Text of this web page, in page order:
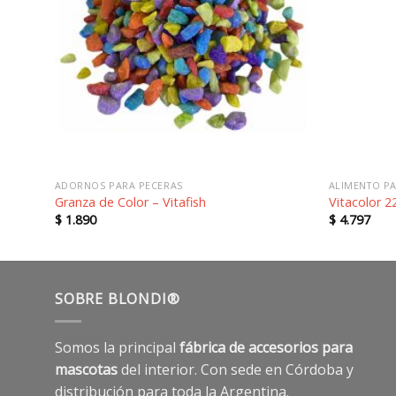
a la
lista de
deseos
ADORNOS PARA PECERAS
Granza de Color – Vitafish
$1.890
ALIMENTO
Vitacolor
$4.797
SOBRE BLONDI®
Somos la principal fábrica de accesorios para
mascotasdel interior. Con sede en Córdoba y
distribución para toda la Argentina.